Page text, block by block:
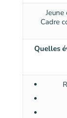
Cadre
Quelles